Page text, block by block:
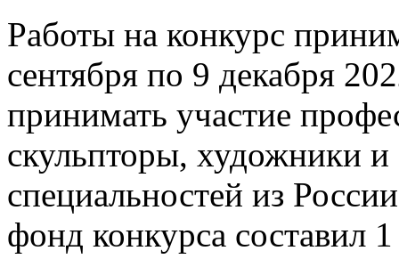
Работы на конкурс
сентября по 9 декабря
принимать участие
скульпторы, художники
специальностей из
фонд конкурса составил